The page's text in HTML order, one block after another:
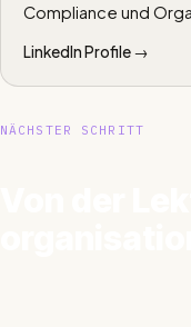
Compliance und
LinkedIn Profile →
NÄCHSTER SCHRITT